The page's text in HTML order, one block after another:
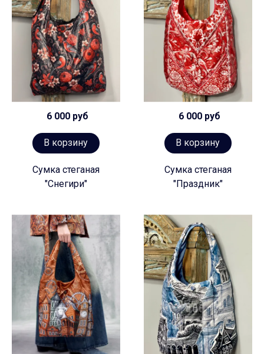
6 000 руб
В корзину
Сумка стеганая
"Снегири"
6 000 руб
В корзину
Сумка стеганая
"Праздник"